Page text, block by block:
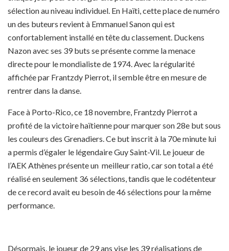
sélection au niveau individuel. En Haïti, cette place de numéro
un des buteurs revient à Emmanuel Sanon qui est
confortablement installé en tête du classement. Duckens
Nazon avec ses 39 buts se présente comme la menace
directe pour le mondialiste de 1974. Avec la régularité
affichée par Frantzdy Pierrot, il semble être en mesure de
rentrer dans la danse.
Face à Porto-Rico, ce 18 novembre, Frantzdy Pierrot a
profité de la victoire haïtienne pour marquer son 28e but sous
les couleurs des Grenadiers. Ce but inscrit à la 70e minute lui
a permis d’égaler le légendaire Guy Saint-Vil. Le joueur de
l’AEK Athènes présente un meilleur ratio, car son total a été
réalisé en seulement 36 sélections, tandis que le codétenteur
de ce record avait eu besoin de 46 sélections pour la même
performance.
Désormais, le joueur de 29 ans vise les 39 réalisations de